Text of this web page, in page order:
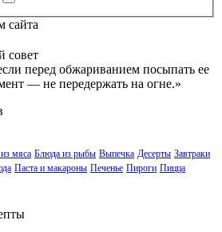
сайта
совет
перед обжариванием посыпать ее
— не передержать на огне.»
мяса Блюда из рыбы Выпечка Десерты Завтраки
Паста и макароны Печенье Пироги Пицца